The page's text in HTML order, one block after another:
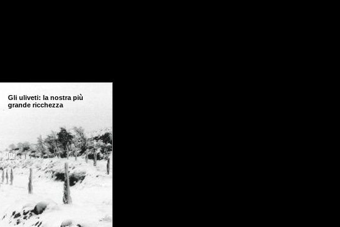
Gli uliveti: la nostra più
grande ricchezza